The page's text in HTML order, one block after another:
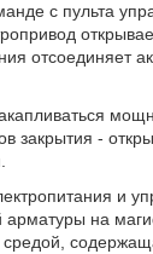
с пульта
отсоединяет
закрытия -
и
арматуры на